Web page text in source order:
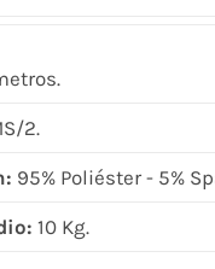
2.
95% Poliéster - 5%
10 Kg.